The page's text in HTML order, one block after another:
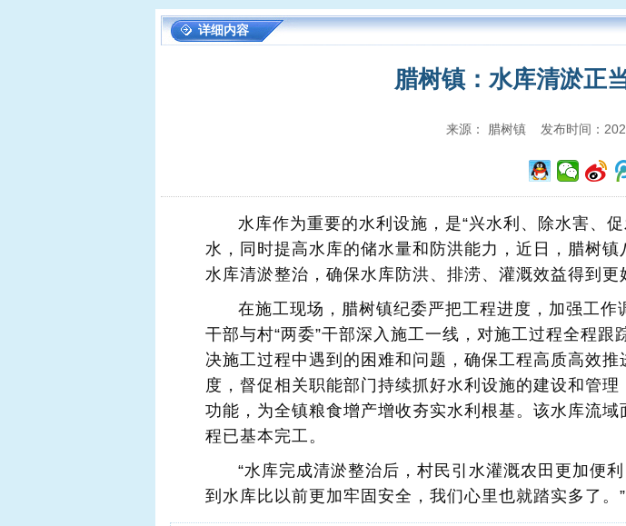
详细内容
腊树镇：水库清淤正
来源： 腊树镇 发布时间：
水库作为重要的水利设施，是“兴水利、除水害、
水，同时提高水库的储水量和防洪能力，近日，腊树
水库清淤整治，确保水库防洪、排涝、灌溉效益得到更
在施工现场，腊树镇纪委严把工程进度，加强工
干部与村“两委”干部深入施工一线，对施工过程全程
决施工过程中遇到的困难和问题，确保工程高质高效
度，督促相关职能部门持续抓好水利设施的建设和管
功能，为全镇粮食增产增收夯实水利根基。 该水库流域
程已基本完工。
“水库完成清淤整治后，村民引水灌溉农田更加便
到水库比以前更加牢固安全，我们心里也就踏实多了。